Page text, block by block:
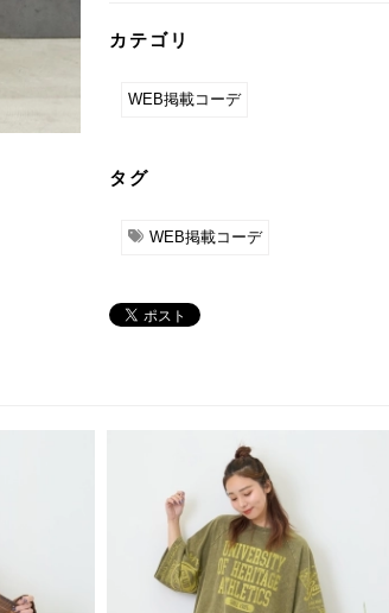
カテゴリ
WEB掲載コーデ
タグ
WEB掲載コーデ